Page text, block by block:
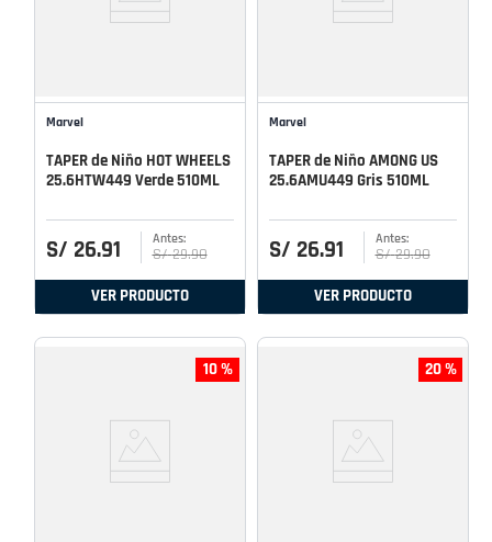
Marvel
TAPER de Niño HOT WHEELS
25.6HTW449 Verde 510ML
S/ 26.91 S/ 29.90
VER PRODUCTO
Marvel
TAPER de Niño AMONG US
25.6AMU449 Gris 510ML
S/ 26.91 S/ 29.90
VER PRODUCTO
10 % 20 %